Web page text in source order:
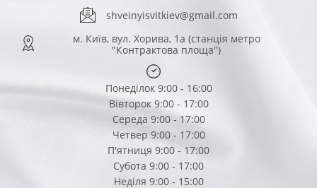
shveinyisvitkiev@gmail.com
м. Київ, вул. Хорива, 1а (станція метро
"Контрактова площа")
Понеділок 9:00 - 16:00
Вівторок 9:00 - 17:00
Середа 9:00 - 17:00
Четвер 9:00 - 17:00
П'ятниця 9:00 - 17:00
Субота 9:00 - 17:00
Неділя 9:00 - 15:00